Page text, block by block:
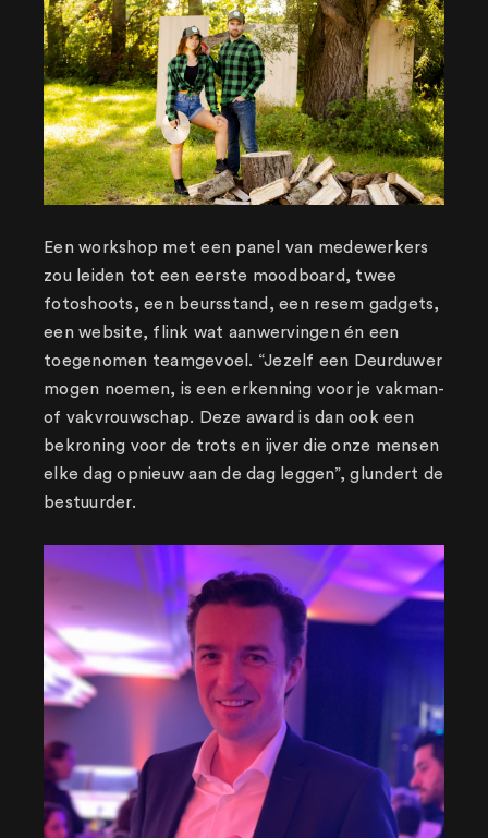
Een workshop met een panel van medewerkers
zou leiden tot een eerste moodboard, twee
fotoshoots, een beursstand, een resem gadgets,
een website, flink wat aanwervingen én een
toegenomen teamgevoel. “Jezelf een Deurduwer
mogen noemen, is een erkenning voor je vakman-
of vakvrouwschap. Deze award is dan ook een
bekroning voor de trots en ijver die onze mensen
elke dag opnieuw aan de dag leggen”, glundert de
bestuurder.